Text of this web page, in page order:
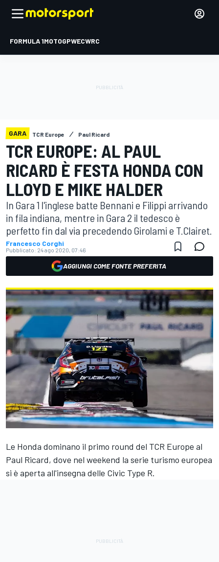
FORMULA 1MOTOGPWECWRC
GARA TCR Europe Paul Ricard
TCR EUROPE: AL PAUL
RICARD È FESTA HONDA CON
LLOYD E MIKE HALDER
In Gara 1 l'inglese batte Bennani e Filippi arrivando
in fila indiana, mentre in Gara 2 il tedesco è
perfetto fin dal via precedendo Girolami e T.Clairet.
Francesco Corghi
Pubblicato: 24 ago 2020, 07:46
AGGIUNGI COME FONTE PREFERITA
Le Honda dominano il primo round del TCR Europe al
Paul Ricard, dove nel weekend la serie turismo europea
si è aperta all'insegna delle Civic Type R.